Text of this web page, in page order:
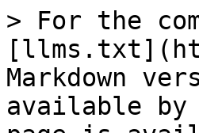
> For the
Markdown
available by